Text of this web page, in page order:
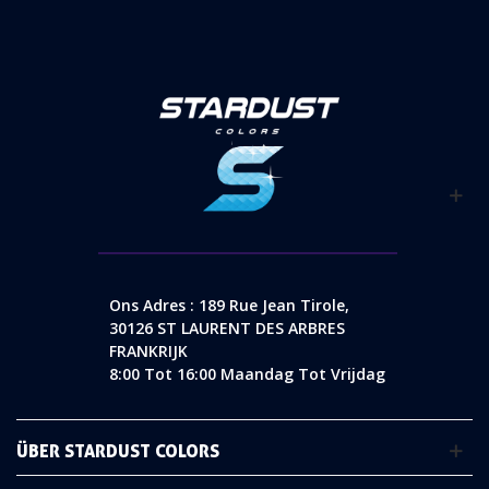
Ons Adres : 189 Rue Jean Tirole,
30126 ST LAURENT DES ARBRES
FRANKRIJK
8:00 Tot 16:00 Maandag Tot Vrijdag
ÜBER STARDUST COLORS